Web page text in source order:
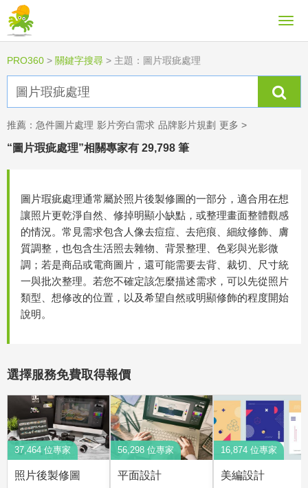
PRO360 > 關鍵字搜尋 > 主題：圖片瑕疵處理
推薦： 急件圖片處理 影片旁白需求 品牌影片規劃 更多 >
“圖片瑕疵處理”相關專家有 29,798 筆
圖片瑕疵處理通常屬於照片後製修圖的一部分，適合用在想
讓照片更乾淨自然、修掉明顯小缺點，或整理畫面整體觀感
的情況。常見需求包含人像去痘痘、去疤痕、細紋修飾、膚
質調整，也包含生活照去雜物、背景整理、色彩與光影微
調；若是商品或電商圖片，還可能需要去背、裁切、尺寸統
一與批次整理。若您不確定該怎麼描述需求，可以先從照片
類型、想修改的位置，以及希望自然或明顯修飾的程度開始
說明。
選擇服務免費取得報價
37,464 位專家
照片後製修圖
56,298 位專家
平面設計
16,874 位專家
美編設計